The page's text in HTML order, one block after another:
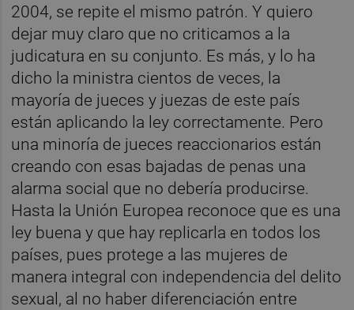
2004, se repite el mismo patrón. Y quiero
dejar muy claro que no criticamos a la
judicatura en su conjunto. Es más, y lo ha
dicho la ministra cientos de veces, la
mayoría de jueces y juezas de este país
están aplicando la ley correctamente. Pero
una minoría de jueces reaccionarios están
creando con esas bajadas de penas una
alarma social que no debería producirse.
Hasta la Unión Europea reconoce que es una
ley buena y que hay replicarla en todos los
países, pues protege a las mujeres de
manera integral con independencia del delito
sexual, al no haber diferenciación entre